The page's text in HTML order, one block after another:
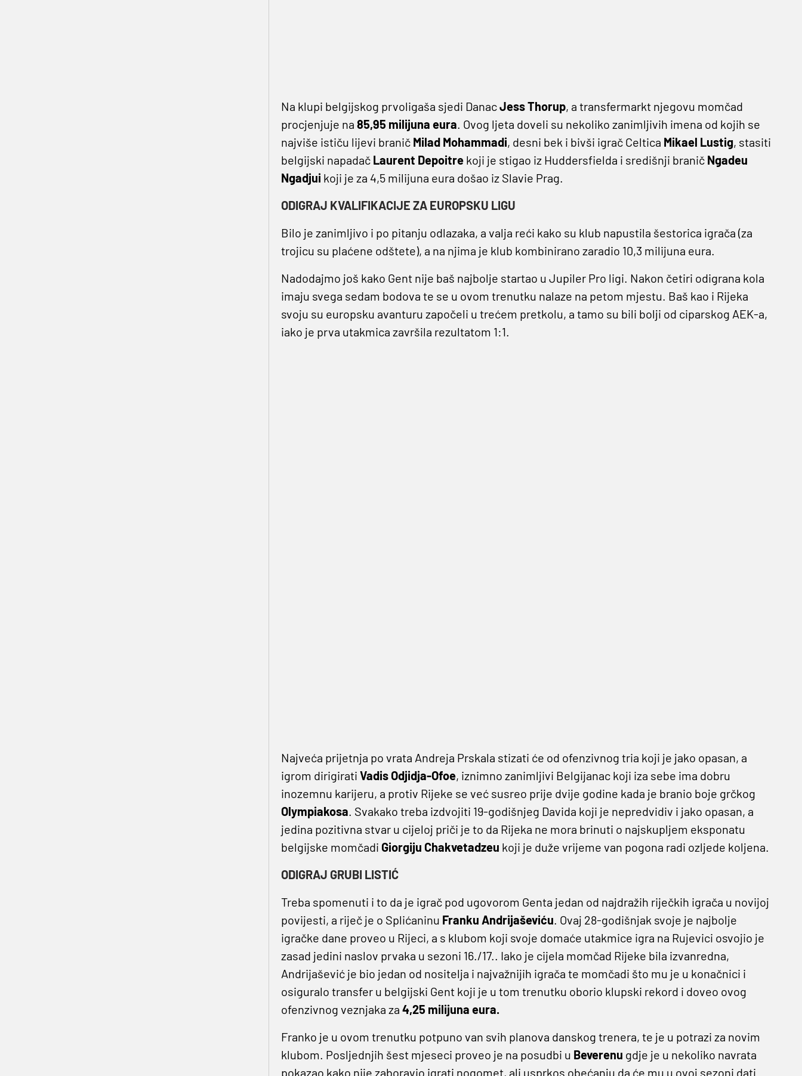
Na klupi belgijskog prvoligaša sjedi DanacJess Thorup, a transfermarkt njegovu momčad
procjenjuje na 85,95 milijuna eura. Ovog ljeta doveli su nekoliko zanimljivih imena od kojih se
najviše ističu lijevi branič Milad Mohammadi, desni bek i bivši igrač Celtica Mikael Lustig, stasiti
belgijski napadač Laurent Depoitrekoji je stigao iz Huddersfielda i središnji branič Ngadeu
Ngadjui koji je za 4,5 milijuna eura došao iz Slavie Prag.
ODIGRAJ KVALIFIKACIJE ZA EUROPSKU LIGU
Bilo je zanimljivo i po pitanju odlazaka, a valja reći kako su klub napustila šestorica igrača (za
trojicu su plaćene odštete), a na njima je klub kombinirano zaradio 10,3 milijuna eura.
Nadodajmo još kako Gent nije baš najbolje startao u Jupiler Pro ligi. Nakon četiri odigrana kola
imaju svega sedam bodova te se u ovom trenutku nalaze na petom mjestu. Baš kao i Rijeka
svoju su europsku avanturu započeli u trećem pretkolu, a tamo su bili bolji od ciparskog AEK-a,
iako je prva utakmica završila rezultatom 1:1.
Najveća prijetnja po vrata Andreja Prskala stizati će od ofenzivnog tria koji je jako opasan, a
igrom dirigirati Vadis Odjidja-Ofoe, iznimno zanimljivi Belgijanac koji iza sebe ima dobru
inozemnu karijeru, a protiv Rijeke se već susreo prije dvije godine kada je branio boje grčkog
Olympiakosa. Svakako treba izdvojiti 19-godišnjeg Davida koji je nepredvidiv i jako opasan, a
jedina pozitivna stvar u cijeloj priči je to da Rijeka ne mora brinuti o najskupljem eksponatu
belgijske momčadi Giorgiju Chakvetadzeu koji je duže vrijeme van pogona radi ozljede koljena.
ODIGRAJ GRUBI LISTIĆ
Treba spomenuti i to da je igrač pod ugovorom Genta jedan od najdražih riječkih igrača u novijoj
povijesti, a riječ je o Splićaninu Franku Andrijaševiću. Ovaj 28-godišnjak svoje je najbolje
igračke dane proveo u Rijeci, a s klubom koji svoje domaće utakmice igra na Rujevici osvojio je
zasad jedini naslov prvaka u sezoni 16./17.. Iako je cijela momčad Rijeke bila izvanredna,
Andrijašević je bio jedan od nositelja i najvažnijih igrača te momčadi što mu je u konačnici i
osiguralo transfer u belgijski Gent koji je u tom trenutku oborio klupski rekord i doveo ovog
ofenzivnog veznjaka za 4,25 milijuna eura.
Franko je u ovom trenutku potpuno van svih planova danskog trenera, te je u potrazi za novim
klubom. Posljednjih šest mjeseci proveo je na posudbi u Beverenu gdje je u nekoliko navrata
pokazao kako nije zaboravio igrati nogomet, ali usprkos obećanju da će mu u ovoj sezoni dati